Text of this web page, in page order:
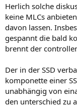
Herlich solche
keine MLCs
davon lassen.
gespannt die bald
brennt der
Der in der SSD
komponette einer
unabhängig von
den unterschied zu